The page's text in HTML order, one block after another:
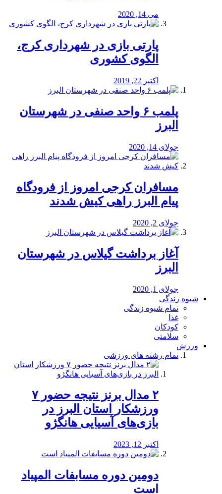
می 14, 2020
پارتی بازی در شهرداری کرج،
الگوی کشوری
اکتبر 22, 2019
پلمب ۶ واحد صنفی در شهرستان
البرز
جولای 14, 2020
مسافران کرجی امروز از فرودگاه
پیام البرز راهی کیش شدند
جولای 2, 2020
آغاز برداشت گیلاس در شهرستان
البرز
جولای 1, 2020
شیوه زندگی
تمام شیوه زندگی
غذا
کودکان
سلامتی
ورزش
تمام رشته های ورزشی
۲ مدال برنز نتیجه حضور ۷
ورزشکار استان البرز در
بازی‌های آسیایی هانگژو
اکتبر 12, 2023
دومین دوره مسابفات المپیاد
است